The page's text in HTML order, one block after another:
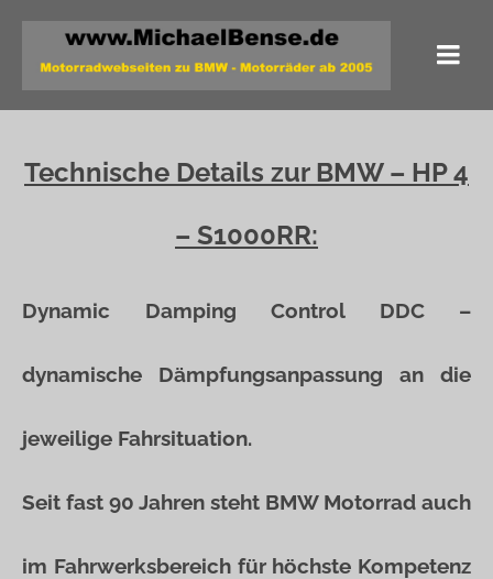
Technische Details zur BMW – HP 4
– S1000RR:
Dynamic Damping Control DDC –
dynamische Dämpfungsanpassung an die
jeweilige Fahrsituation.
Seit fast 90 Jahren steht BMW Motorrad auch
im Fahrwerksbereich für höchste Kompetenz